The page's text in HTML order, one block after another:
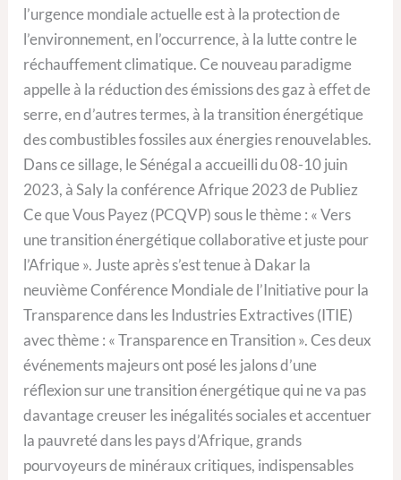
l’urgence mondiale actuelle est à la protection de
l’environnement, en l’occurrence, à la lutte contre le
réchauffement climatique. Ce nouveau paradigme
appelle à la réduction des émissions des gaz à effet de
serre, en d’autres termes, à la transition énergétique
des combustibles fossiles aux énergies renouvelables.
Dans ce sillage, le Sénégal a accueilli du 08-10 juin
2023, à Saly la conférence Afrique 2023 de Publiez
Ce que Vous Payez (PCQVP) sous le thème : « Vers
une transition énergétique collaborative et juste pour
l’Afrique ». Juste après s’est tenue à Dakar la
neuvième Conférence Mondiale de l’Initiative pour la
Transparence dans les Industries Extractives (ITIE)
avec thème : « Transparence en Transition ». Ces deux
événements majeurs ont posé les jalons d’une
réflexion sur une transition énergétique qui ne va pas
davantage creuser les inégalités sociales et accentuer
la pauvreté dans les pays d’Afrique, grands
pourvoyeurs de minéraux critiques, indispensables